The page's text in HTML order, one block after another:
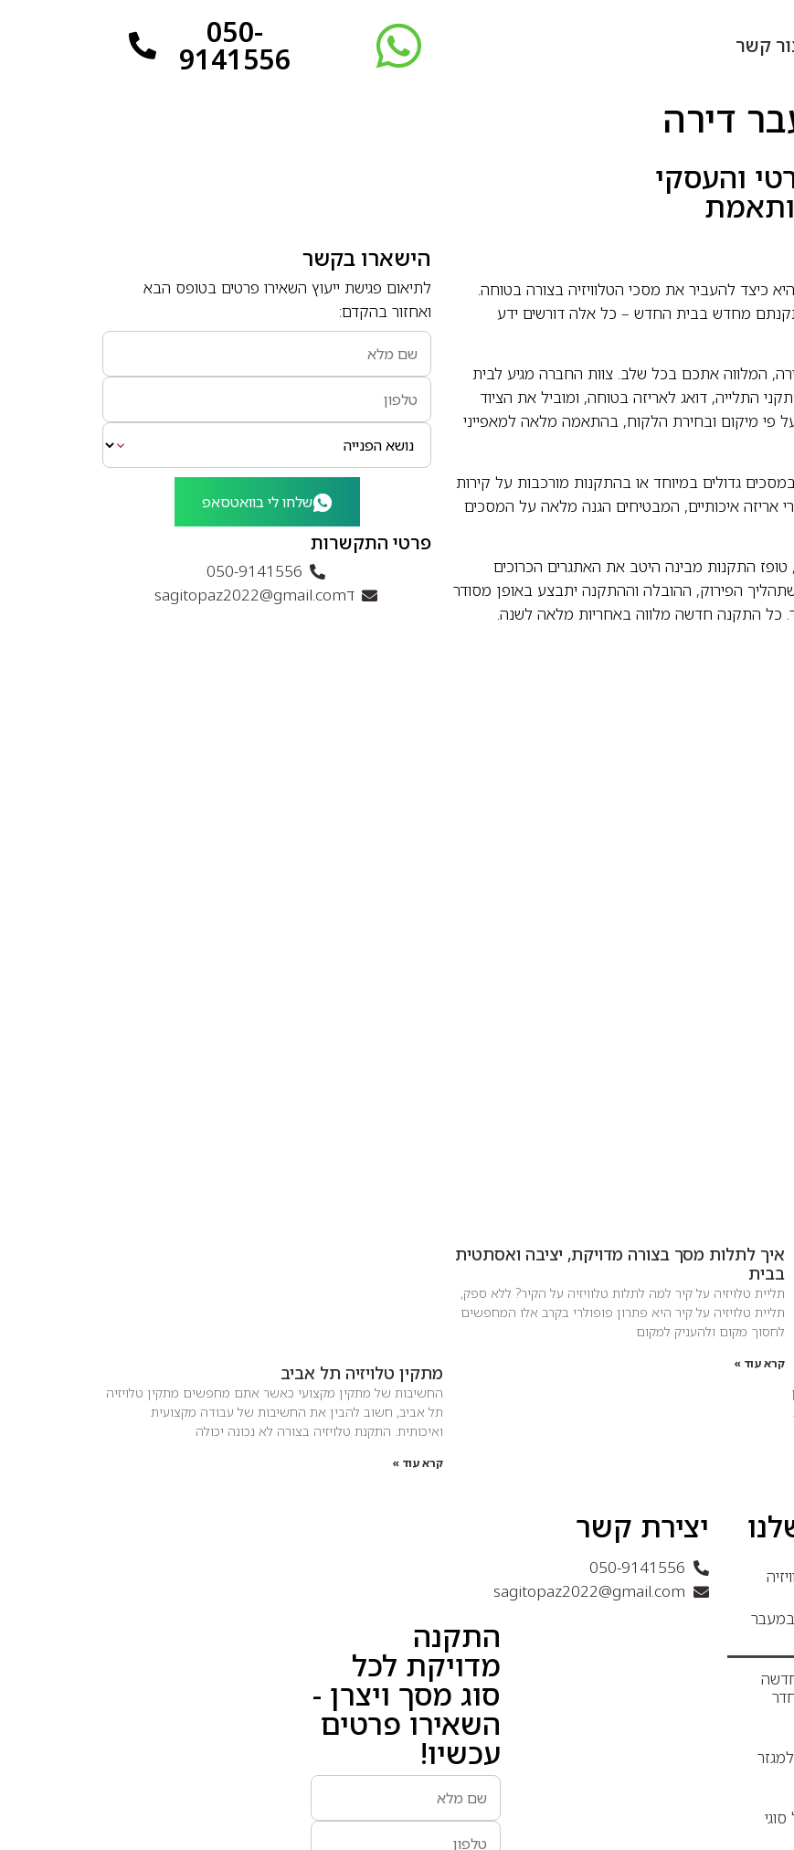
קשר 050-
9141556
דירה
והעסקי
כיצד להעביר את מסכי הטלוויזיה בצורה בטוחה.
מחדש בבית החדש – כל אלה דורשים ידע
המלווה אתכם בכל שלב. צוות החברה מגיע לבית
התלייה, דואג לאריזה בטוחה, ומוביל את הציוד
מיקום ובחירת הלקוח, בהתאמה מלאה למאפייני
גדולים במיוחד או בהתקנות מורכבות על קירות
אריזה איכותיים, המבטיחים הגנה מלאה על המסכים
לקוחות מרוצים, טופז התקנות מבינה היטב את האתגרים הכרוכים
הפירוק, ההובלה וההתקנה יתבצע באופן מסודר
כל התקנה חדשה מלווה באחריות מלאה לשנה.
הישארו בקשר
לתיאום פגישת ייעוץ השאירו פרטים בטופס הבא
ואחזור בהקדם:
שלחו לי בוואטסאפ
פרטי התקשרות
050-9141556
דsagitopaz2022@gmail.com
איך לתלות מסך בצורה מדויקת, יציבה ואסתטית
בבית
תליית טלויזיה על קיר למה לתלות טלוויזיה על הקיר? ללא ספק,
תליית טלויזיה על קיר היא פתרון פופולרי בקרב אלו המחפשים
לחסוך מקום ולהעניק למקום
קרא עוד » מתקין טלויזיה תל אביב
החשיבות של מתקין מקצועי כאשר אתם מחפשים מתקין טלויזיה
תל אביב, חשוב להבין את החשיבות של עבודה מקצועית
ואיכותית. התקנת טלויזיה בצורה לא נכונה יכולה
קרא עוד »
במעבר
יצירת קשר
050-9141556
sagitopaz2022@gmail.com
התקנה
מדויקת לכל
סוג מסך ויצרן -
השאירו פרטים
עכשיו!